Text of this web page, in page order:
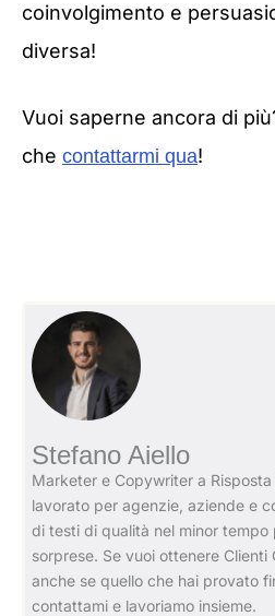
coinvolgimento e
diversa!
Vuoi saperne ancora di
che contattarmi qua!
Stefano Aiello
Marketer e Copywriter a
lavorato per agenzie, aziende e
di testi di qualità nel minor tempo
sorprese. Se vuoi ottenere Clienti
anche se quello che hai provato
contattami e lavoriamo insieme.